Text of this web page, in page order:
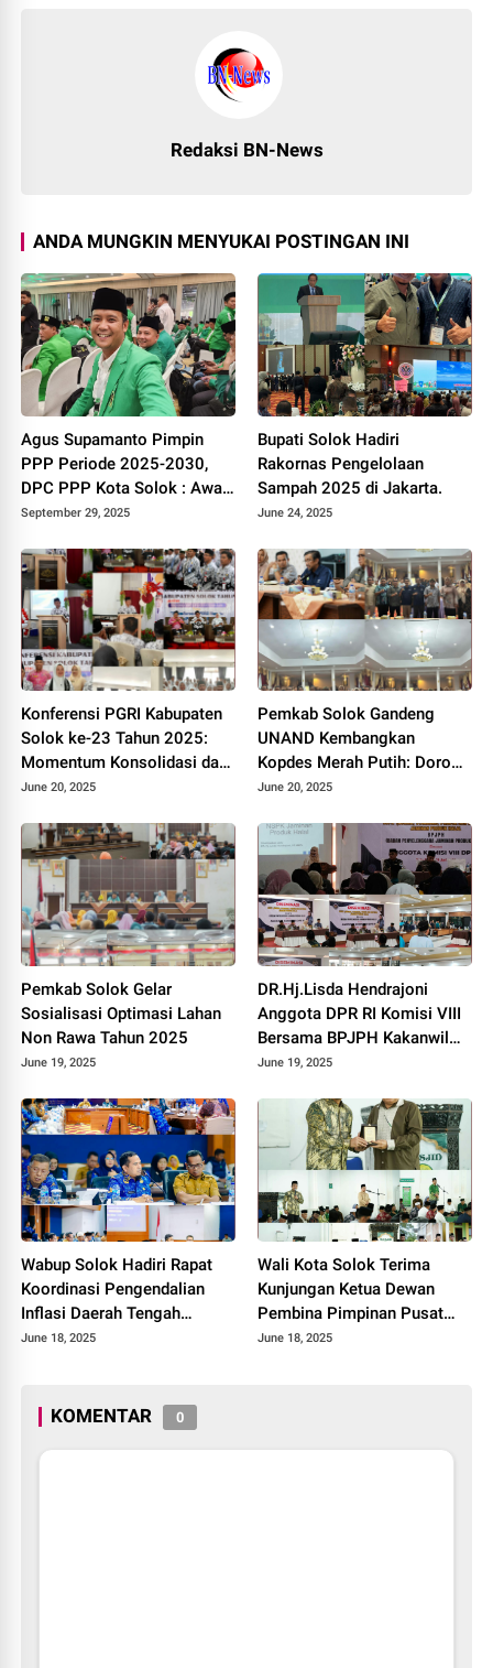
Redaksi BN-News
ANDA MUNGKIN MENYUKAI POSTINGAN INI
Agus Supamanto Pimpin
PPP Periode 2025-2030,
DPC PPP Kota Solok : Awal
Kebangkitan Partai Kabah
September 29, 2025
Bupati Solok Hadiri
Rakornas Pengelolaan
Sampah 2025 di Jakarta.
June 24, 2025
Konferensi PGRI Kabupaten
Solok ke-23 Tahun 2025:
Momentum Konsolidasi dan
Pemilihan Pengurus Baru.
June 20, 2025
Pemkab Solok Gandeng
UNAND Kembangkan
Kopdes Merah Putih: Dorong
Produksi Pupuk Organik dan
June 20, 2025
Pemkab Solok Gelar
Sosialisasi Optimasi Lahan
Non Rawa Tahun 2025
June 19, 2025
DR.Hj.Lisda Hendrajoni
Anggota DPR RI Komisi VIII
Bersama BPJPH Kakanwil
Sumbar Gelar Roadshow
Kota Solok 2025.
June 19, 2025
Wabup Solok Hadiri Rapat
Koordinasi Pengendalian
Inflasi Daerah Tengah
Provinsi Sumatera Barat
June 18, 2025
Wali Kota Solok Terima
Kunjungan Ketua Dewan
Pembina Pimpinan Pusat
Muhammadiyah Tahun 2025.
June 18, 2025
KOMENTAR 0